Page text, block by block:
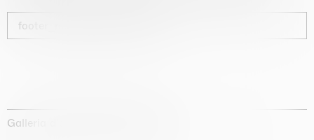
footer_newsletter_subscribe
Galleria d'arte fondata nel 1987